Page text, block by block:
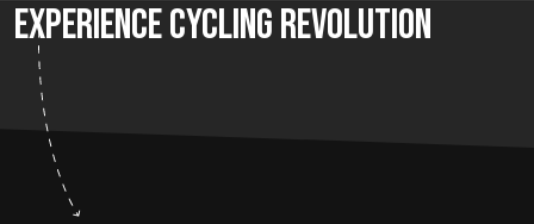
Experience Cycling Revolution